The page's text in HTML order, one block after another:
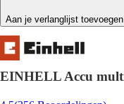
EINHELL Accu